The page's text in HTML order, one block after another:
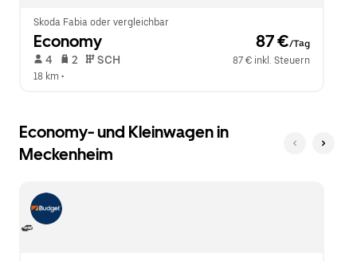
schließen.
Skoda Fabia oder vergleichbar
Economy 87 €/Tag
4 2 SCH
87 € inkl. Steuern
18 km •
Economy- und Kleinwagen in
Meckenheim